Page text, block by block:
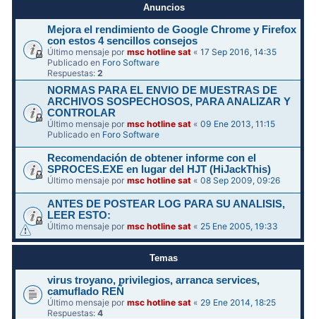
Anuncios
Mejora el rendimiento de Google Chrome y Firefox
con estos 4 sencillos consejos
Último mensaje pormsc hotline sat «17 Sep 2016, 14:35
Publicado en Foro Software
Respuestas:2
NORMAS PARA EL ENVIO DE MUESTRAS DE
ARCHIVOS SOSPECHOSOS, PARA ANALIZAR Y
CONTROLAR
Último mensaje pormsc hotline sat «09 Ene 2013, 11:15
Publicado en Foro Software
Recomendación de obtener informe con el
SPROCES.EXE en lugar del HJT (HiJackThis)
Último mensaje pormsc hotline sat «08 Sep 2009, 09:26
ANTES DE POSTEAR LOG PARA SU ANALISIS,
LEER ESTO:
Último mensaje pormsc hotline sat « 25 Ene 2005, 19:33
Temas
virus troyano, privilegios, arranca services,
camuflado REÑ
Último mensaje pormsc hotline sat « 29 Ene 2014, 18:25
Respuestas:4